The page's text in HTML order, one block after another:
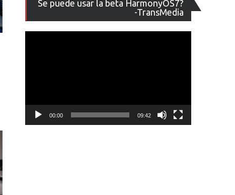
Se puede usar la beta HarmonyOS7?
-TransMedia
de
vídeo
00:00 09:42